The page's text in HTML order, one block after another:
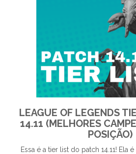
LEAGUE OF LEGENDS
14.11 (MELHORES
POSIÇÃO)
Essa é a tier list do patch 14.11! Ela